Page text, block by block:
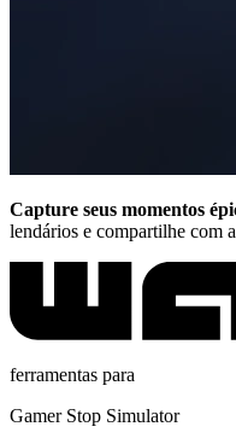
Capture seus momentos
lendários e compartilhe com
ferramentas para
Gamer Stop Simulator